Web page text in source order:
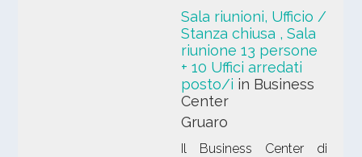
Sala riunioni, Ufficio /
Stanza chiusa , Sala
riunione 13 persone
+ 10 Uffici arredati
posto/i in Business
Center
Gruaro
Il Business Center di